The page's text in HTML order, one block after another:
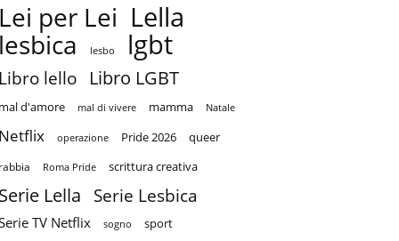
per Lei Lella
lesbo lgbt
lello Libro LGBT
d'amore mal di vivere mamma Natale
operazione Pride 2026 queer
Roma Pride scrittura creativa
Lella Serie Lesbica
TV Netflix sogno sport